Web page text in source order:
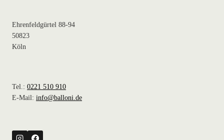
Ehrenfeldgürtel 88-94
50823
Köln
Tel.: 0221 510 910
E-Mail: info@balloni.de